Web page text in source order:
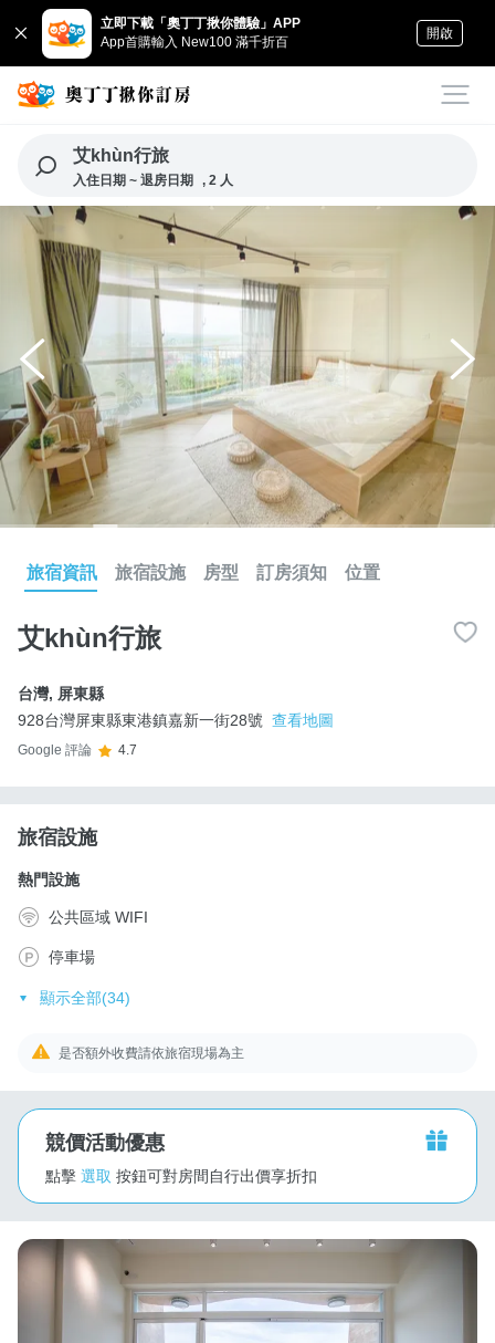
立即下載「奧丁丁揪你體驗」APP
App首購輸入 New100 滿千折百
開啟
艾khùn行旅
入住日期 ~ 退房日期 , 2 人
旅宿資訊 旅宿設施 房型 訂房須知 位置
艾khùn行旅
台灣, 屏東縣
928台灣屏東縣東港鎮嘉新一街28號 查看地圖
Google 評論 4.7
旅宿設施
熱門設施
公共區域 WIFI
停車場
顯示全部(34)
是否額外收費請依旅宿現場為主
競價活動優惠
點擊 選取 按鈕可對房間自行出價享折扣